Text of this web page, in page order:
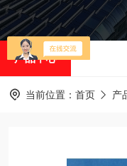
产品中心
当前位置： 首页 产